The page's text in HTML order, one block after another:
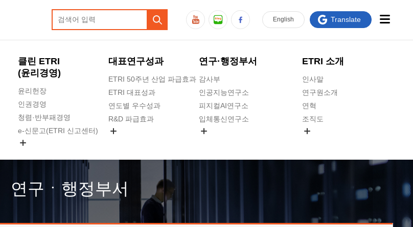
클린 ETRI
(윤리경영)
윤리헌장
인권경영
청렴·반부패경영
e-신문고(ETRI 신고센터)
고객의소리
수의계약 현황
대표연구성과
ETRI 50주년 산업 파급효과
ETRI 대표성과
연도별 우수성과
R&D 파급효과
연구·행정부서
감사부
인공지능연구소
피지컬AI연구소
입체통신연구소
호남권연구본부
ETRI 소개
인사말
연구원소개
연혁
조직도
연구원 고객헌장
주요업무연락처
English Translate
연구ㆍ행정부서